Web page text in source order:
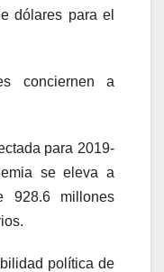
dólares para el
conciernen a
para 2019-
se eleva a
928.6 millones
política de